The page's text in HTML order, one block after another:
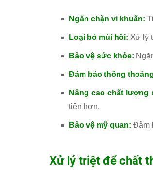
Ngăn chặn vi khuẩn:
Loại bỏ mùi hôi: Xử lý
Bảo vệ sức khỏe:
Đảm bảo thông
Nâng cao chất lượng
tiện hơn.
Bảo vệ mỹ quan: Đảm
Xử lý triệt để chất